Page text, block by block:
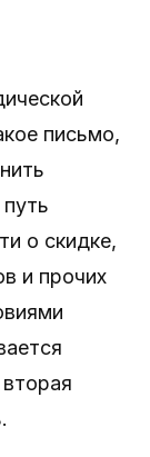
письмо,
о скидке,
и прочих